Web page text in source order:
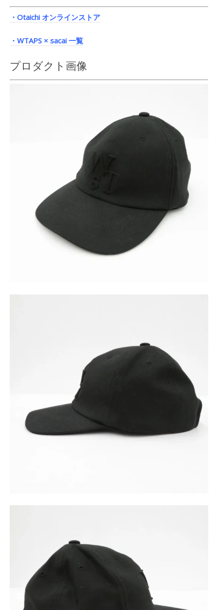
・Otaichi オンラインストア
・WTAPS × sacai 一覧
プロダクト画像